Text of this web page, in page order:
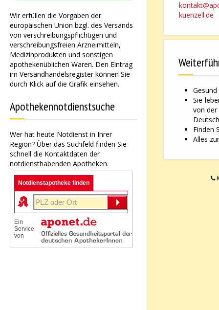
Wir erfüllen die Vorgaben der
europäischen Union bzgl. des Versands
von verschreibungspflichtigen und
verschreibungsfreien Arzneimitteln,
Medizinprodukten und sonstigen
apothekenüblichen Waren. Den Eintrag
im Versandhandelsregister können Sie
durch Klick auf die Grafik einsehen.
Apothekennotdienstsuche
Wer hat heute Notdienst in Ihrer
Region? Über das Suchfeld finden Sie
schnell die Kontaktdaten der
notdiensthabenden Apotheken.
Notdienstapotheke finden
Ein
Service
von
kuenzell.de
Sie
von der
Finden
Alles